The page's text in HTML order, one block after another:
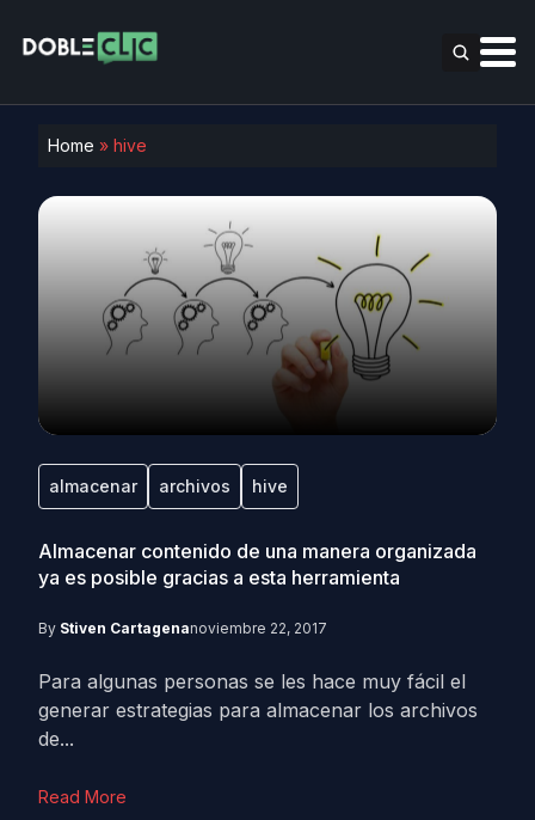
Home » hive
almacenar archivos hive
Almacenar contenido de una manera organizada
ya es posible gracias a esta herramienta
By Stiven Cartagenanoviembre 22, 2017
Para algunas personas se les hace muy fácil el
generar estrategias para almacenar los archivos
de...
Read More